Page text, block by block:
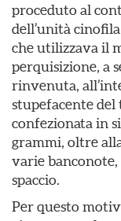
proceduto al
dell’unità
che utilizzava il
perquisizione, a
rinvenuta,
stupefacente del
confezionata in
grammi, oltre
varie
spaccio.
Per questo